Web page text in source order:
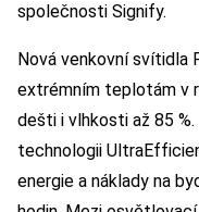
společnosti Signify.
Nová venkovní svítidla
extrémním teplotám v
dešti i vlhkosti až 85
technologii
energie a náklady na